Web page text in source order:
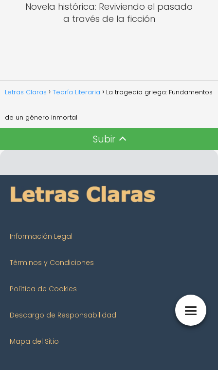
Novela histórica: Reviviendo el pasado
a través de la ficción
Letras Claras Teoría Literaria La tragedia griega: Fundamentos
de un género inmortal
Subir
Información Legal
Términos y Condiciones
Política de Cookies
Descargo de Responsabilidad
Mapa del Sitio